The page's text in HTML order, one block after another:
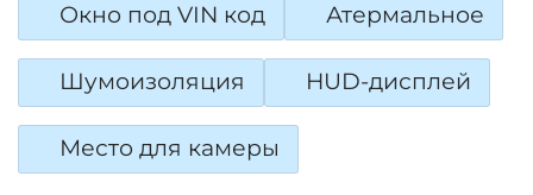
Окно под VIN код Атермальное
Шумоизоляция HUD-дисплей
Место для камеры